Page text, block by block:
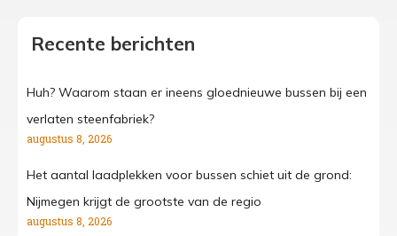
Recente berichten
Huh? Waarom staan er ineens gloednieuwe bussen bij een
verlaten steenfabriek?
augustus 8, 2026
Het aantal laadplekken voor bussen schiet uit de grond:
Nijmegen krijgt de grootste van de regio
augustus 8, 2026